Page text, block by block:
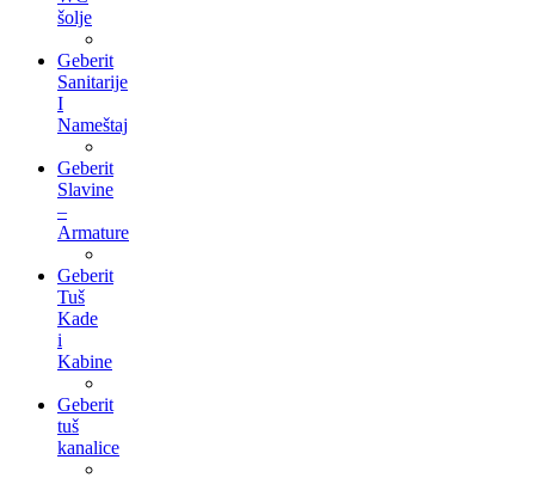
šolje
Geberit
Sanitarije
I
Nameštaj
Geberit
Slavine
–
Armature
Geberit
Tuš
Kade
i
Kabine
Geberit
tuš
kanalice